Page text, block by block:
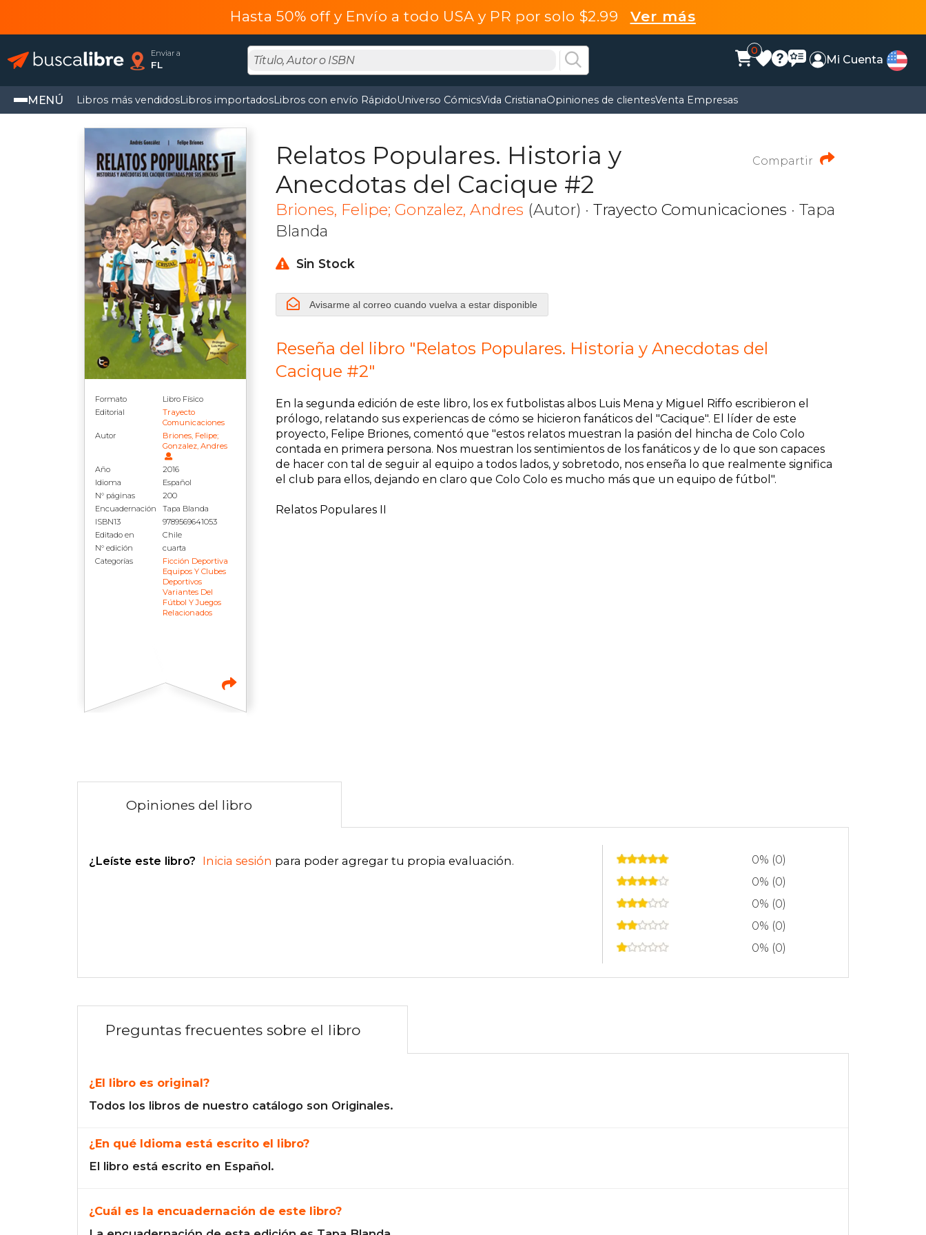
Hasta 50% off y Envío a todo USA y PR por solo $2.99 Ver más
Enviar a
FL
0
Mi Cuenta
MENÚ Libros más vendidosLibros importadosLibros con envío RápidoUniverso CómicsVida CristianaOpiniones de clientesVenta Empresas
Formato
Libro Físico
Editorial
Trayecto
Comunicaciones
Autor
Briones, Felipe;
Gonzalez, Andres
Año
2016
Idioma
Español
N° páginas
200
Encuadernación
Tapa Blanda
ISBN13
9789569641053
Editado en
Chile
N° edición
cuarta
Categorías
Ficción Deportiva
Equipos Y Clubes
Deportivos
Variantes Del
Fútbol Y Juegos
Relacionados
Compartir
Relatos Populares. Historia y
Anecdotas del Cacique #2
Briones, Felipe; Gonzalez, Andres (Autor) · Trayecto Comunicaciones · Tapa
Blanda
Sin Stock
Avisarme al correo cuando vuelva a estar disponible
Reseña del libro "Relatos Populares. Historia y Anecdotas del
Cacique #2"
En la segunda edición de este libro, los ex futbolistas albos Luis Mena y Miguel Riffo escribieron el
prólogo, relatando sus experiencas de cómo se hicieron fanáticos del "Cacique". El líder de este
proyecto, Felipe Briones, comentó que "estos relatos muestran la pasión del hincha de Colo Colo
contada en primera persona. Nos muestran los sentimientos de los fanáticos y de lo que son capaces
de hacer con tal de seguir al equipo a todos lados, y sobretodo, nos enseña lo que realmente significa
el club para ellos, dejando en claro que Colo Colo es mucho más que un equipo de fútbol".
Relatos Populares II
Opiniones del libro
¿Leíste este libro? Inicia sesión para poder agregar tu propia evaluación.
0% (0)
0% (0)
0% (0)
0% (0)
0% (0)
Preguntas frecuentes sobre el libro
¿El libro es original?
Todos los libros de nuestro catálogo son Originales.
¿En qué Idioma está escrito el libro?
El libro está escrito en Español.
¿Cuál es la encuadernación de este libro?